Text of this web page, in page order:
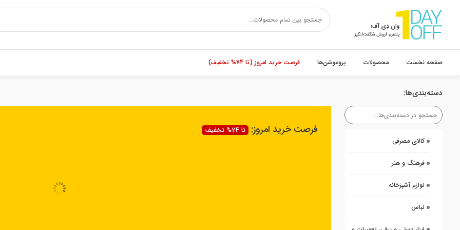
صفحه نخست محصولات پروموشن‌ها فرصت خرید امروز (تا 74% تخفیف)
دسته‌بندی‌ها:
کالای مصرفی
فرهنگ و هنر
لوازم آشپزخانه
لباس
فرصت خرید امروز: تا 74% تخفیف